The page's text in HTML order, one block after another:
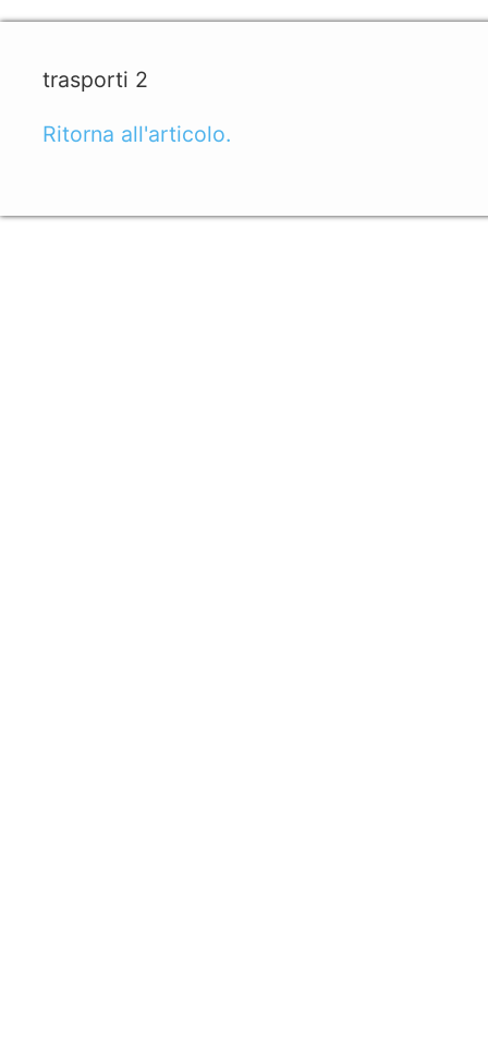
trasporti 2
Ritorna all'articolo.